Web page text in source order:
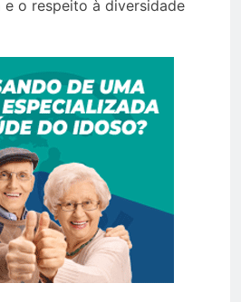
e o respeito à diversidade